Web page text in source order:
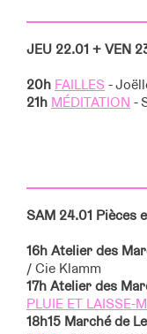
JEU 22.01 + VEN
20h FAILLES-
21h MÉDITATION -
SAM 24.01 Pièces
16h Atelier des
/ Cie Klamm
17h Atelier des
PLUIE ET LAISSE-
18h15 Marché de